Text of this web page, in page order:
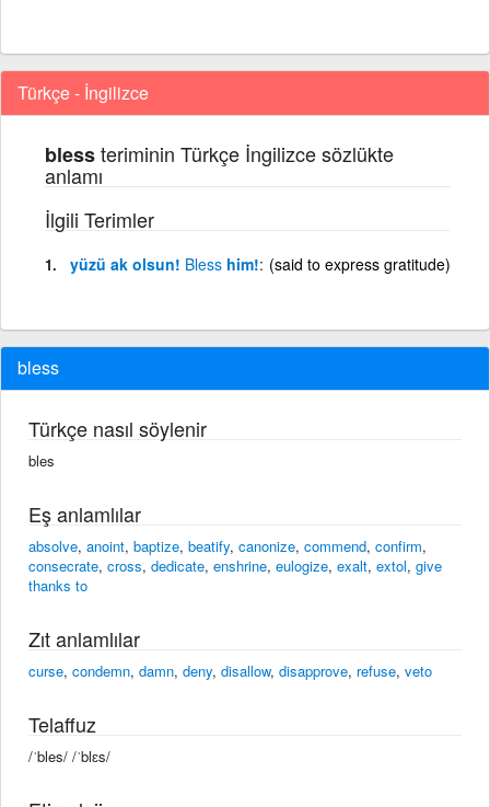
Türkçe - İngilizce
blessteriminin Türkçe İngilizce sözlükte
anlamı
İlgili Terimler
yüzü ak olsun! Bless him! (said to express gratitude)
bless
Türkçe nasıl söylenir
bles
Eş anlamlılar
absolve, anoint, baptize, beatify, canonize, commend, confirm,
consecrate, cross, dedicate, enshrine, eulogize, exalt, extol, give
thanks to
Zıt anlamlılar
curse, condemn, damn, deny, disallow, disapprove, refuse, veto
Telaffuz
/ˈbles/ /ˈblɛs/